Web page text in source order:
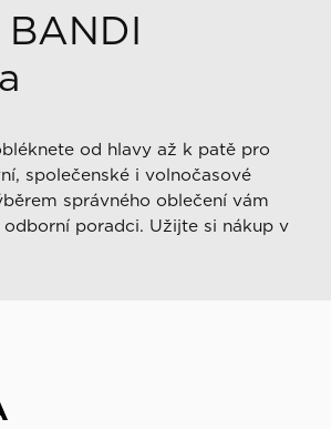
od hlavy až k patě pro
společenské i volnočasové
správného oblečení vám
poradci. Užijte si nákup v